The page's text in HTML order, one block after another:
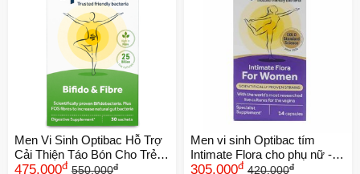
Men Vi Sinh Optibac Hỗ Trợ
Cải Thiện Táo Bón Cho Trẻ
Trên 1 Tuổi - 5 Tỷ Lợi Khuẩn
475.000đ 550.000đ
Men vi sinh Optibac tím
Intimate Flora cho phụ nữ -
2.5 tỷ lợi khuẩn sống, hỗ trợ
305.000đ 420.000đ